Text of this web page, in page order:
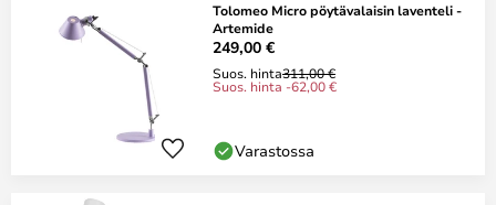
Tolomeo Micro pöytävalaisin laventeli -
Artemide
249,00 €
Suos. hinta311,00 €
Suos. hinta -62,00 €
Varastossa